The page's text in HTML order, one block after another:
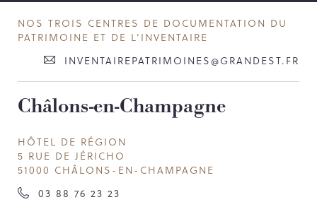
NOS TROIS CENTRES DE DOCUMENTATION DU
PATRIMOINE ET DE L’INVENTAIRE
INVENTAIREPATRIMOINES@GRANDEST.FR
Châlons-en-Champagne
HÔTEL DE RÉGION
5 RUE DE JÉRICHO
51000 CHÂLONS-EN-CHAMPAGNE
03 88 76 23 23